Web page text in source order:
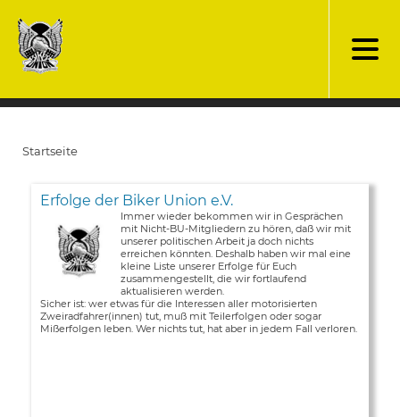
zum
Inhalt
Startseite
Erfolge der Biker Union e.V.
Immer wieder bekommen wir in Gesprächen
mit Nicht-BU-Mitgliedern zu hören, daß wir mit
unserer politischen Arbeit ja doch nichts
erreichen könnten. Deshalb haben wir mal eine
kleine Liste unserer Erfolge für Euch
zusammengestellt, die wir fortlaufend
aktualisieren werden.
Sicher ist: wer etwas für die Interessen aller motorisierten
Zweiradfahrer(innen) tut, muß mit Teilerfolgen oder sogar
Mißerfolgen leben. Wer nichts tut, hat aber in jedem Fall verloren.